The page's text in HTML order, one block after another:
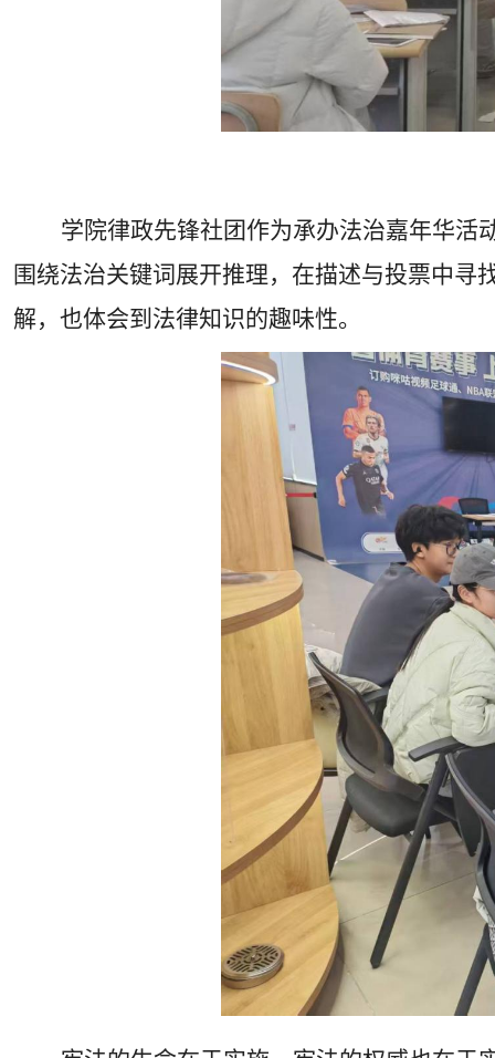
学院律政先锋社团作为承办法治嘉年华活
围绕法治关键词展开推理，在描述与投票中寻
解，也体会到法律知识的趣味性。